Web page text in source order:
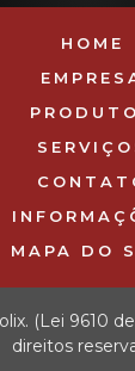
HOME
MAPA DO
(Lei 9610
direitos